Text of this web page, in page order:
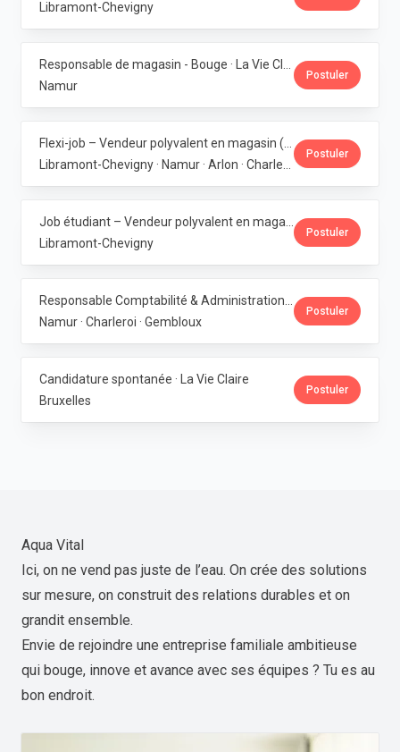
Libramont-Chevigny
Namur
Postuler
Postuler
Libramont-Chevigny
Postuler
Namur · Charleroi · Gembloux
Postuler
Candidature spontanée · La Vie Claire
Bruxelles
Postuler
Aqua Vital
Ici, on ne vend pas juste de l’eau. On crée des solutions
sur mesure, on construit des relations durables et on
grandit ensemble.
Envie de rejoindre une entreprise familiale ambitieuse
qui bouge, innove et avance avec ses équipes ? Tu es au
bon endroit.